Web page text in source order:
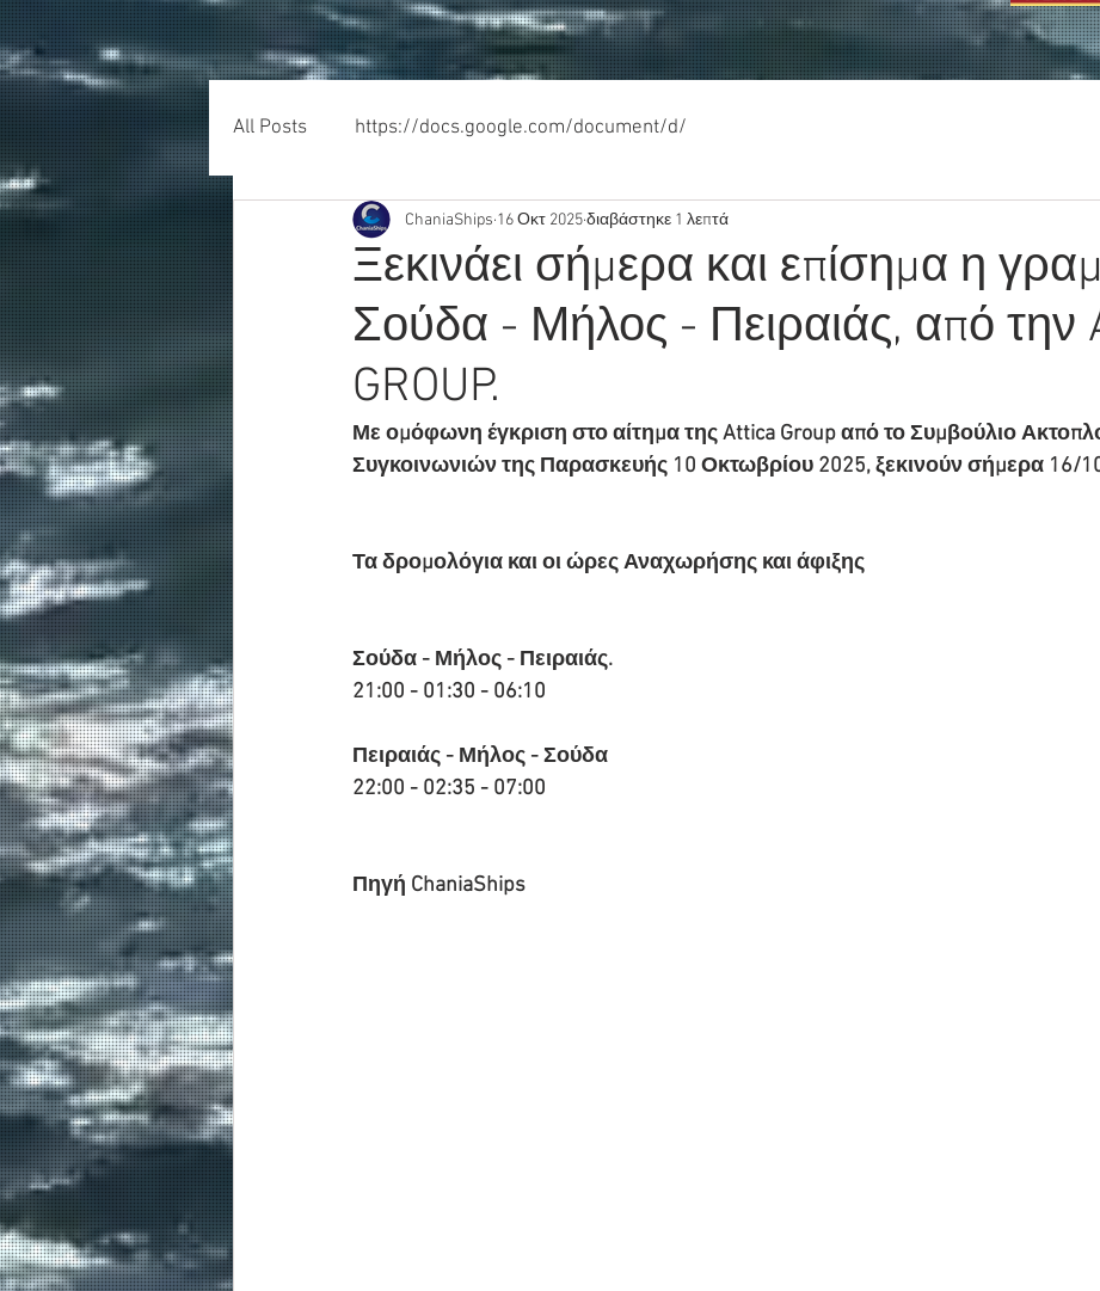
All Posts https://docs.google.com/document/d/
Ξεκινάει σήμερα και επίσημα η
Σούδα - Μήλος - Πειραιάς, από την
GROUP.
ChaniaShips 16 Οκτ 2025διαβάστηκε 1 λεπτά
Με ομόφωνη έγκριση στο αίτημα της Attica Group από το Συμβούλιο
Συγκοινωνιών της Παρασκευής 10 Οκτωβρίου 2025, ξεκινούν σήμερα 16/
Τα δρομολόγια και οι ώρες Αναχωρήσης και άφιξης
Σούδα - Μήλος - Πειραιάς.
21:00 - 01:30 - 06:10
Πειραιάς - Μήλος - Σούδα
22:00 - 02:35 - 07:00
Πηγή ChaniaShips